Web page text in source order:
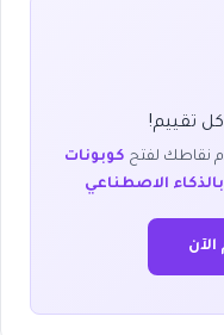
تقييم!
نقاطك لفتح كوبونات
بالذكاء الاصطناعي